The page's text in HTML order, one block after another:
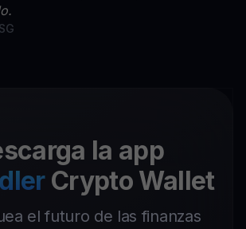
la app
Crypto Wallet
el futuro de las finanzas